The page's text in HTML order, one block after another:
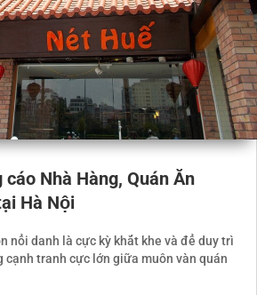
Nhà Hàng, Quán Ăn
Hà Nội
nổi danh là cực kỳ khắt khe và để duy trì
cạnh tranh cực lớn giữa muôn vàn quán